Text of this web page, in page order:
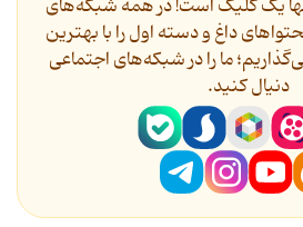
یک کلیک است! در همه شبکه‌های
داغ و دسته اول را با بهترین
ما را در شبکه‌های اجتماعی
دنیال کنید.